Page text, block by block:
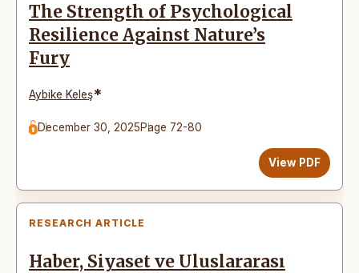
The Strength of Psychological
Resilience Against Nature’s
Fury
Aybike Keleş*
December 30, 2025Page 72-80
View PDF
RESEARCH ARTICLE
Haber, Siyaset ve Uluslararası